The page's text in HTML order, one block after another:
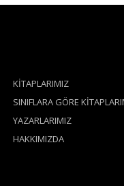
KİTAPLARIMIZ
SINIFLARA GÖRE
YAZARLARIMIZ
HAKKIMIZDA